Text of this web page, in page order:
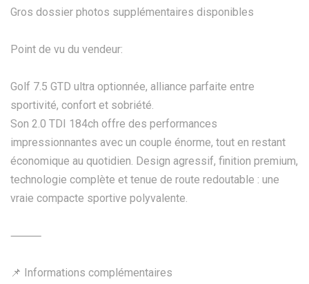
Gros dossier photos supplémentaires disponibles
Point de vu du vendeur:
Golf 7.5 GTD ultra optionnée, alliance parfaite entre
sportivité, confort et sobriété.
Son 2.0 TDI 184ch offre des performances
impressionnantes avec un couple énorme, tout en restant
économique au quotidien. Design agressif, finition premium,
technologie complète et tenue de route redoutable : une
vraie compacte sportive polyvalente.
⸻
📌 Informations complémentaires